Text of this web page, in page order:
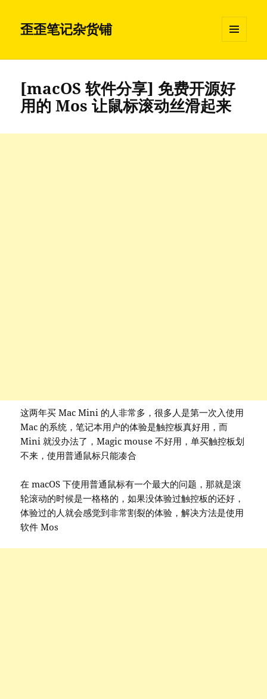
歪歪笔记杂货铺
挂件
[macOS 软件分享] 免费开源好
用的 Mos 让鼠标滚动丝滑起来
这两年买 Mac Mini 的人非常多，很多人是第一次入使用
Mac 的系统，笔记本用户的体验是触控板真好用，而
Mini 就没办法了，Magic mouse 不好用，单买触控板划
不来，使用普通鼠标只能凑合
在 macOS 下使用普通鼠标有一个最大的问题，那就是滚
轮滚动的时候是一格格的，如果没体验过触控板的还好，
体验过的人就会感觉到非常割裂的体验，解决方法是使用
软件 Mos